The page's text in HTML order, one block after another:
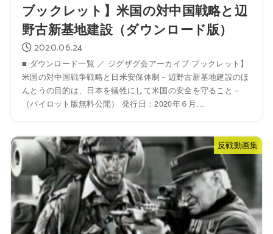
ブックレット】米国の対中国戦略と辺
野古新基地建設（ダウンロード版）
2020.06.24
■ ダウンロード一覧 ／ ジグザグ会アーカイブ ブックレット】
米国の対中国戦争戦略と日米安保体制－辺野古新基地建設のほ
んとうの目的は、日本を犠牲にして米国の安全を守ること－
（パイロット版無料公開） 発行日：2020年６月...
反戦動画集